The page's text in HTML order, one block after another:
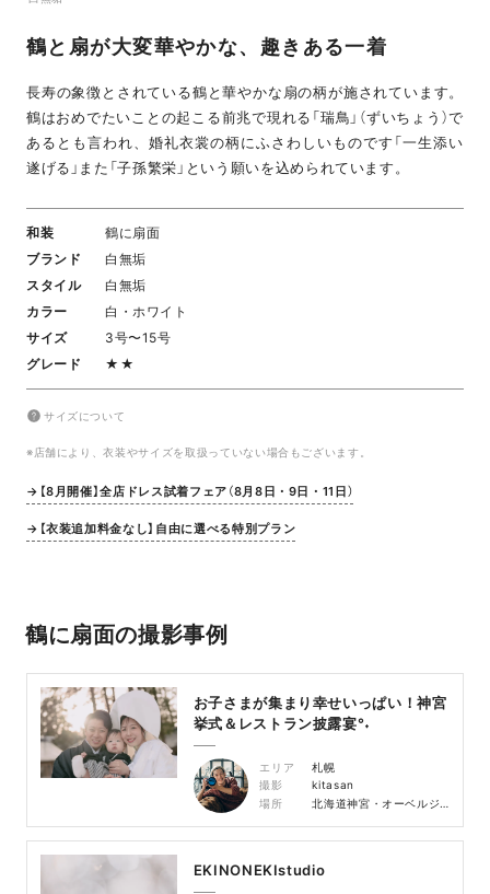
鶴と扇が大変華やかな、趣きある一着
長寿の象徴とされている鶴と華やかな扇の柄が施されています。
鶴はおめでたいことの起こる前兆で現れる「瑞鳥」（ずいちょう）で
あるとも言われ、婚礼衣裳の柄にふさわしいものです「一生添い
遂げる」また「子孫繁栄」という願いを込められています。
和装
鶴に扇面
ブランド
白無垢
スタイル
白無垢
カラー
白・ホワイト
サイズ
3号〜15号
グレード
★★
サイズについて
※店舗により、衣装やサイズを取扱っていない場合もございます。
→【8月開催】全店ドレス試着フェア（8月8日・9日・11日）
→【衣装追加料金なし】自由に選べる特別プラン
鶴に扇面の撮影事例
お子さまが集まり幸せいっぱい！神宮
挙式＆レストラン披露宴°˖
エリア
札幌
撮影
kitasan
場所
北海道神宮・オーベルジュ・ド・リル サッポロ
EKINONEKIstudio